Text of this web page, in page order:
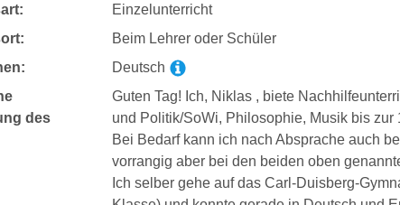
Einzelunterricht
Beim Lehrer oder Schüler
Deutsch
des
Guten Tag! Ich, Niklas , biete
und Politik/SoWi, Philosophie, Musik bis zur
Bei Bedarf kann ich nach Absprache auch
vorrangig aber bei den beiden oben
Ich selber gehe auf das Carl-Duisberg-